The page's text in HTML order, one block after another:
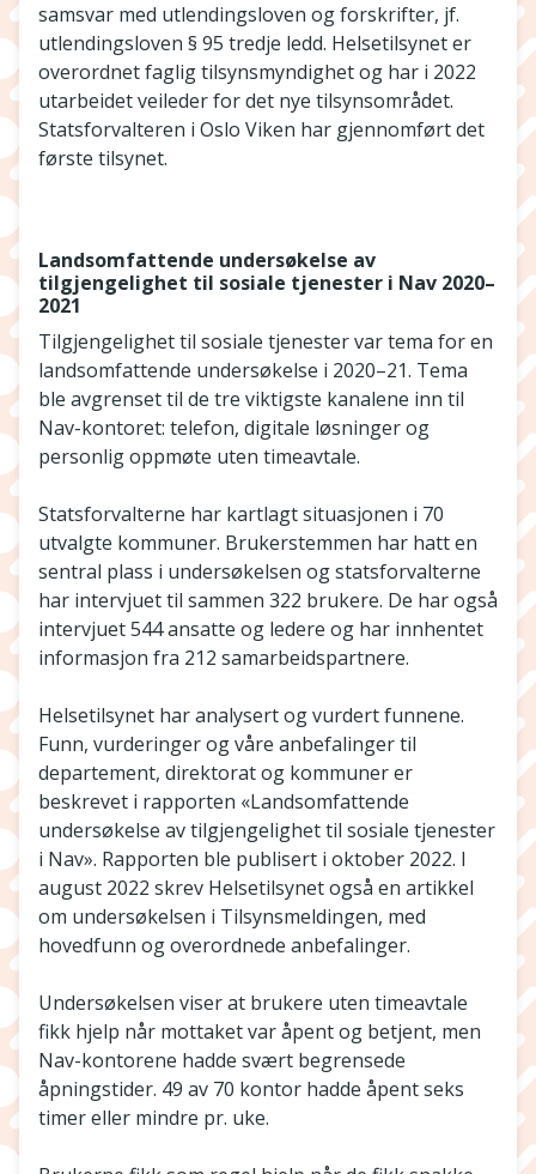
samsvar med utlendingsloven og forskrifter, jf.
utlendingsloven § 95 tredje ledd. Helsetilsynet er
overordnet faglig tilsynsmyndighet og har i 2022
utarbeidet veileder for det nye tilsynsområdet.
Statsforvalteren i Oslo Viken har gjennomført det
første tilsynet.
Landsomfattende undersøkelse av
tilgjengelighet til sosiale tjenester i Nav 2020–
2021
Tilgjengelighet til sosiale tjenester var tema for en
landsomfattende undersøkelse i 2020–21. Tema
ble avgrenset til de tre viktigste kanalene inn til
Nav-kontoret: telefon, digitale løsninger og
personlig oppmøte uten timeavtale.
Statsforvalterne har kartlagt situasjonen i 70
utvalgte kommuner. Brukerstemmen har hatt en
sentral plass i undersøkelsen og statsforvalterne
har intervjuet til sammen 322 brukere. De har også
intervjuet 544 ansatte og ledere og har innhentet
informasjon fra 212 samarbeidspartnere.
Helsetilsynet har analysert og vurdert funnene.
Funn, vurderinger og våre anbefalinger til
departement, direktorat og kommuner er
beskrevet i rapporten «Landsomfattende
undersøkelse av tilgjengelighet til sosiale tjenester
i Nav». Rapporten ble publisert i oktober 2022. I
august 2022 skrev Helsetilsynet også en artikkel
om undersøkelsen i Tilsynsmeldingen, med
hovedfunn og overordnede anbefalinger.
Undersøkelsen viser at brukere uten timeavtale
fikk hjelp når mottaket var åpent og betjent, men
Nav-kontorene hadde svært begrensede
åpningstider. 49 av 70 kontor hadde åpent seks
timer eller mindre pr. uke.